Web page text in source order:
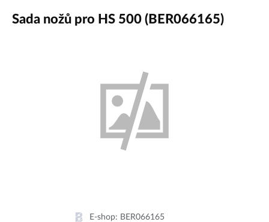
Sada nožů pro HS 500 (BER066165)
E-shop: BER066165